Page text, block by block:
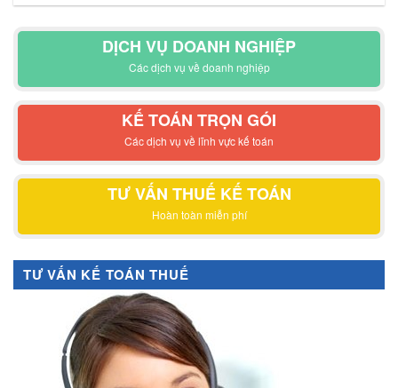
DỊCH VỤ DOANH NGHIỆP
Các dịch vụ về doanh nghiệp
KẾ TOÁN TRỌN GÓI
Các dịch vụ về lĩnh vực kế toán
TƯ VẤN THUẾ KẾ TOÁN
Hoàn toàn miễn phí
TƯ VẤN KẾ TOÁN THUẾ